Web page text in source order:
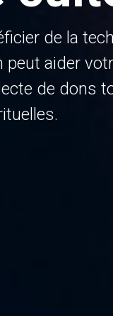
de la
aider
de dons